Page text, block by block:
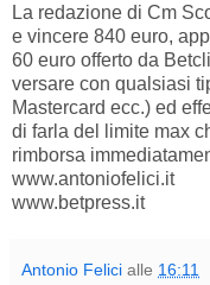
La redazione di Cm
e vincere 840 euro,
60 euro offerto da
versare con qualsiasi
Mastercard ecc.) ed
di farla del limite max
rimborsa
www.antoniofelici.it
www.betpress.it
Antonio Felici alle 16:11